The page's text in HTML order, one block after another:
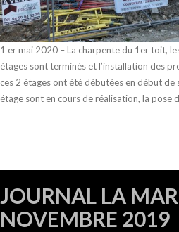
1 er mai 2020 – La charpente du 1er toit,
étages sont terminés et l’installation des
ces 2 étages ont été débutées en début de
étage sont en cours de réalisation, la pose
JOURNAL LA
NOVEMBRE 2019
Quelques flocons de neige se sont invités